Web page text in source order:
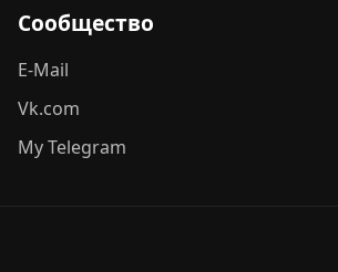
Сообщество
E-Mail
Vk.com
My Telegram